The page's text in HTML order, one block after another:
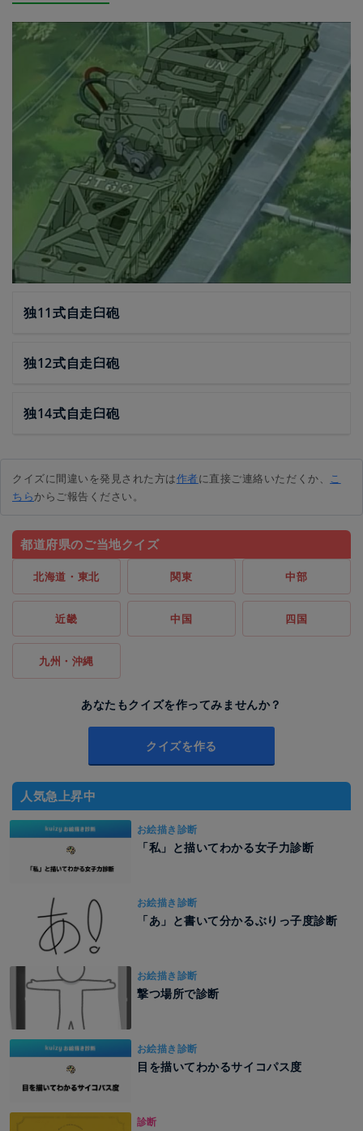
独11式自走臼砲
独12式自走臼砲
独14式自走臼砲
クイズに間違いを発見された方は作者に直接ご連絡いただくか、 こ
ちらからご報告ください。
都道府県のご当地クイズ
北海道・東北 関東 中部
近畿 中国 四国
九州・沖縄
あなたもクイズを作ってみませんか？
クイズを作る
人気急上昇中
お絵描き診断
「私」と描いてわかる女子力診断
お絵描き診断
「あ」と書いて分かるぶりっ子度診断
お絵描き診断
撃つ場所で診断
お絵描き診断
目を描いてわかるサイコパス度
診断